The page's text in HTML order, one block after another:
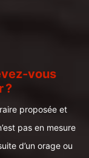
vous
?
proposée et
pas en mesure
d’un orage ou